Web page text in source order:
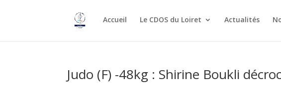
Accueil Le CDOS du Loiret Actualités
Judo (F) -48kg : Shirine Boukli